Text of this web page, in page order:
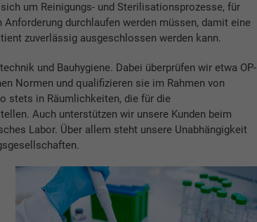
um Reinigungs- und Sterilisationsprozesse, für
durchlaufen werden müssen, damit eine
zuverlässig ausgeschlossen werden kann.
und Bauhygiene. Dabei überprüfen wir etwa OP-
Normen und qualifizieren sie im Rahmen von
stets in Räumlichkeiten, die für die
Auch unterstützen wir unsere Kunden beim
Labor. Über allem steht unsere Unabhängigkeit